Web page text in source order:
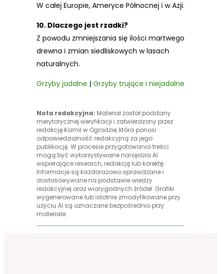
W całej Europie, Ameryce Północnej i w Azji.
10. Dlaczego jest rzadki?
Z powodu zmniejszania się ilości martwego
drewna i zmian siedliskowych w lasach
naturalnych.
Grzyby jadalne | Grzyby trujące i niejadalne
Nota redakcyjna: Materiał został poddany
merytorycznej weryfikacji i zatwierdzony przez
redakcję Kamil w Ogrodzie, która ponosi
odpowiedzialność redakcyjną za jego
publikację. W procesie przygotowania treści
mogą być wykorzystywane narzędzia AI
wspierające research, redakcję lub korektę.
Informacje są każdorazowo sprawdzane i
dostosowywane na podstawie wiedzy
redakcyjnej oraz wiarygodnych źródeł. Grafiki
wygenerowane lub istotnie zmodyfikowane przy
użyciu AI są oznaczane bezpośrednio przy
materiale.